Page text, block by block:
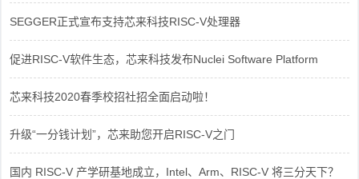
SEGGER正式宣布支持芯来科技RISC-V处理器
促进RISC-V软件生态，芯来科技发布Nuclei Software Platform
芯来科技2020春季校招社招全面启动啦！
升级“一分钱计划”，芯来助您开启RISC-V之门
国内 RISC-V 产学研基地成立，Intel、Arm、RISC-V 将三分天下？